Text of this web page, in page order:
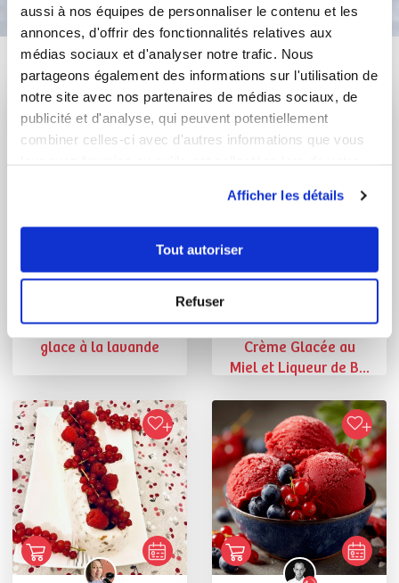
aussi à nos équipes de personnaliser le contenu et les
annonces, d'offrir des fonctionnalités relatives aux
médias sociaux et d'analyser notre trafic. Nous
partageons également des informations sur l'utilisation de
notre site avec nos partenaires de médias sociaux, de
publicité et d'analyse, qui peuvent potentiellement
combiner celles-ci avec d'autres informations que vous
Afficher les détails
Tout autoriser
Refuser
Vous aimerez aussi ...
glace à la lavande
Crème Glacée au
Miel et Liqueur de B...